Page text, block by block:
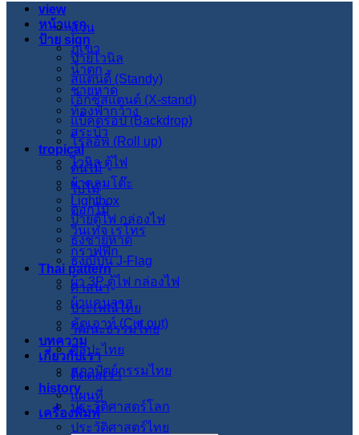
หน้าแรก
ป้าย sign
ป้ายไวนิล
สแตนดี้ (Standy)
เอ็กซ์สแตนด์ (X-stand)
แบ็คดรอป (Backdrop)
โรลอัพ (Roll up)
ไวนิล ตู้ไฟ
ผ้าคลุมโต๊ะ
Lightbox
ป้ายตู้ไฟ กล่องไฟ
ธงชายหาด
ธงญี่ปุ่น J-Flag
ผ้า 3P ตู้ไฟ กล่องไฟ
ผ้าแคนวาส
คัตเอาท์ (Cut out)
บทความ
เกี่ยวกับเรา
ติดต่อเรา
แผนที่
เครื่องพิมพ์
view
สวน
ภูเขา
น้ำตก
ชายหาด
ท้องฟ้ากว้าง
สระบัว
tropical
ต้นไม้
ใบไม้
ดอกไม้
วินเทจ เรโทร
กราฟฟิก
Thai pattern
ศาสนา
ประเพณีไทย
วัฒนะธรรมไทย
ศิลปะไทย
สภาปัตย์กรรมไทย
history
ประวัติศาสตร์โลก
ประวัติศาสตร์ไทย